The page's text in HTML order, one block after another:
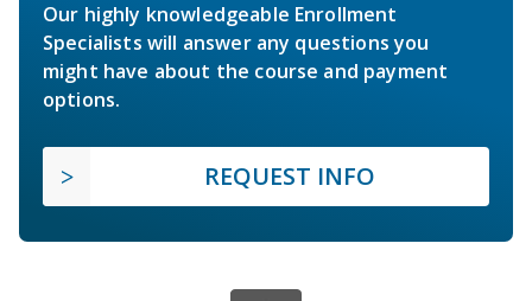
Our highly knowledgeable Enrollment
Specialists will answer any questions you
might have about the course and payment
options.
REQUEST INFO